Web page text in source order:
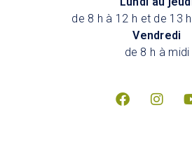
de 8 h à 12 h et de 13
Vendredi
de 8 h à midi